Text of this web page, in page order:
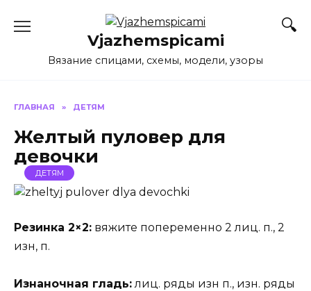
Vjazhemspicami
Вязание спицами, схемы, модели, узоры
ГЛАВНАЯ » ДЕТЯМ
Желтый пуловер для
девочки
ДЕТЯМ
Резинка 2×2: вяжите попеременно 2 лиц. п., 2
изн, п.
Изнаночная гладь:лиц. ряды изн п., изн. ряды